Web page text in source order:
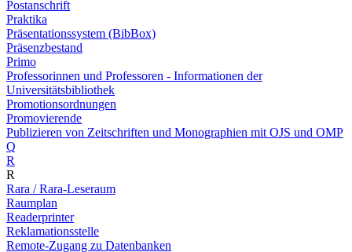
Postanschrift
Praktika
Präsentationssystem (BibBox)
Präsenzbestand
Primo
Professorinnen und Professoren - Informationen der
Universitätsbibliothek
Promotionsordnungen
Promovierende
Publizieren von Zeitschriften und Monographien mit OJS und OMP
Q
R
R
Rara / Rara-Leseraum
Raumplan
Readerprinter
Reklamationsstelle
Remote-Zugang zu Datenbanken